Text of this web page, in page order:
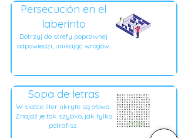
Persecución en el
laberinto
Dotrzyj do strefy poprawnej
odpowiedzi, unikając wrogów.
Sopa de letras
W siatce liter ukryte są słowa.
Znajdź je tak szybko, jak tylko
potrafisz.